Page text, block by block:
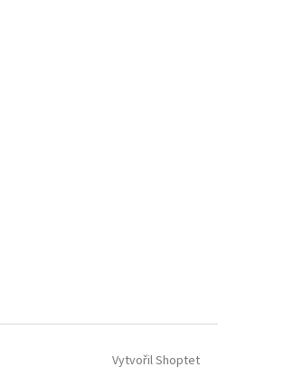
Vytvořil Shoptet